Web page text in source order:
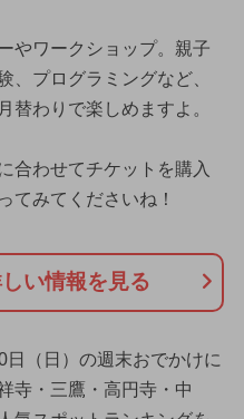
やワークショップ。親子
、プログラミングなど、
替わりで楽しめますよ。
合わせてチケットを購入
てみてくださいね！
い情報を見る
（日）の週末おでかけに
寺・三鷹・高円寺・中